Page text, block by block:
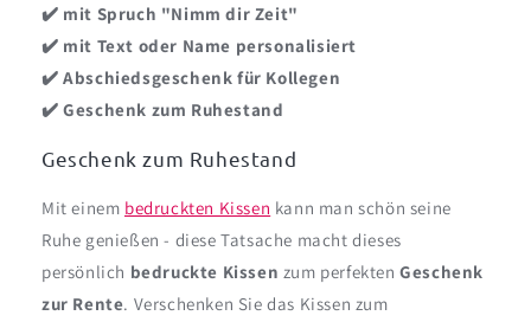
✔️ mit Spruch "Nimm dir Zeit"
✔️ mit Text oder Name personalisiert
✔️ Abschiedsgeschenk für Kollegen
✔️ Geschenk zum Ruhestand
Geschenk zum Ruhestand
Mit einem bedruckten Kissen kann man schön seine
Ruhe genießen - diese Tatsache macht dieses
persönlich bedruckte Kissen zum perfektenGeschenk
zur Rente. Verschenken Sie das Kissen zum